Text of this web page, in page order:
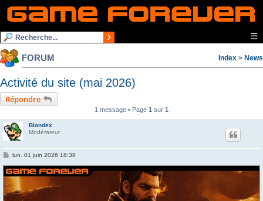
☰
FORUM Index > News
Activité du site (mai 2026)
Répondre
1 message • Page 1 sur 1
Blondex
Modérateur
M
s
s
a
g
e
lun. 01 juin 2026 18:38